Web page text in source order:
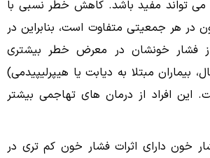
می تواند مفید باشد. کاهش خطر نسبی با
در هر جمعیتى متفاوت است، بنابراین در
فشار خونشان در معرض خطر بیشترى
بیماران مبتلا به دیابت یا هیپرلیپیدمی)
این افراد از درمان هاى تهاجمی بیشتر
خون دارای اثرات فشار خون کم ترى در